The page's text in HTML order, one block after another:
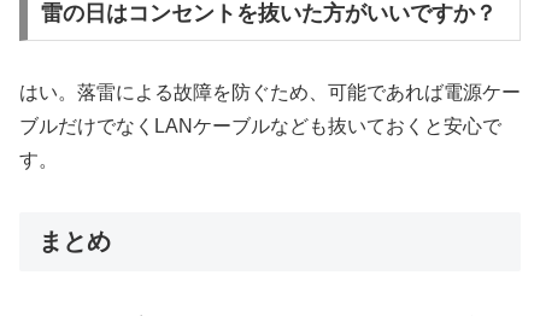
雷の日はコンセントを抜いた方がいいですか？
はい。落雷による故障を防ぐため、可能であれば電源ケー
ブルだけでなくLANケーブルなども抜いておくと安心で
す。
まとめ